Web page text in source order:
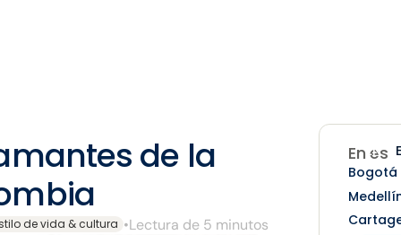
EN
de la
de vida & cultura •Lectura de 5 minutos
En
Bogotá